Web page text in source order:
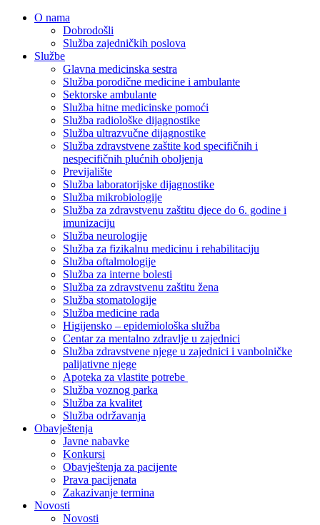
O nama
Dobrodošli
Služba zajedničkih poslova
Službe
Glavna medicinska sestra
Služba porodične medicine i ambulante
Sektorske ambulante
Služba hitne medicinske pomoći
Služba radiološke dijagnostike
Služba ultrazvučne dijagnostike
Služba zdravstvene zaštite kod specifičnih i
nespecifičnih plućnih oboljenja
Previjalište
Služba laboratorijske dijagnostike
Služba mikrobiologije
Služba za zdravstvenu zaštitu djece do 6. godine i
imunizaciju
Služba neurologije
Služba za fizikalnu medicinu i rehabilitaciju
Služba oftalmologije
Služba za interne bolesti
Služba za zdravstvenu zaštitu žena
Služba stomatologije
Služba medicine rada
Higijensko – epidemiološka služba
Centar za mentalno zdravlje u zajednici
Služba zdravstvene njege u zajednici i vanbolničke
palijativne njege
Apoteka za vlastite potrebe
Služba voznog parka
Služba za kvalitet
Služba održavanja
Obavještenja
Javne nabavke
Konkursi
Obavještenja za pacijente
Prava pacijenata
Zakazivanje termina
Novosti
Novosti